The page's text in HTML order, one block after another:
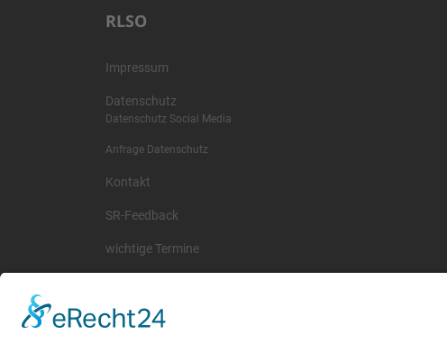
RLSO
Impressum
Datenschutz
Datenschutz Social Media
Anfrage Datenschutz
Kontakt
SR-Feedback
wichtige Termine